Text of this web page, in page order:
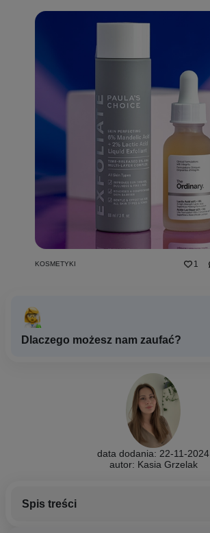
KOSMETYKI 1
data dodania: 22-11-2024
autor: Kasia Grzelak
Spis treści
Dlaczego możesz nam zaufać?